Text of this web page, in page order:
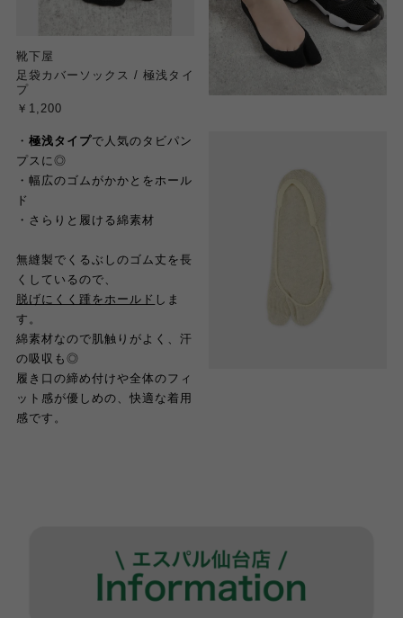
靴下屋
足袋カバーソックス / 極浅タイ
プ
￥1,200
・ 極浅タイプで人気のタビパン
プスに◎
・幅広のゴムがかかとをホール
ド
・さらりと履ける綿素材
無縫製でくるぶしのゴム丈を長
くしているので、
脱げにくく踵をホールド しま
す。
綿素材なので肌触りがよく、汗
の吸収も◎
履き口の締め付けや全体のフィ
ット感が優しめの、快適な着用
感です。